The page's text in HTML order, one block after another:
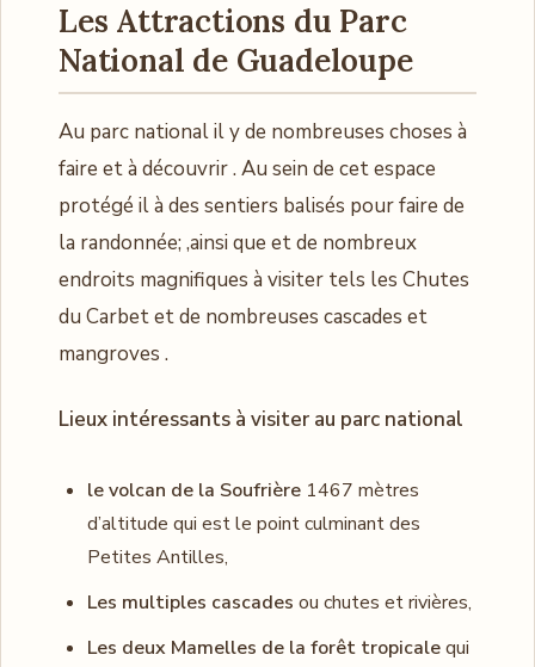
Les Attractions du Parc
National de Guadeloupe
Au parc national il y de nombreuses choses à
faire et à découvrir . Au sein de cet espace
protégé il à des sentiers balisés pour faire de
la randonnée; ,ainsi que et de nombreux
endroits magnifiques à visiter tels les Chutes
du Carbet et de nombreuses cascades et
mangroves .
Lieux intéressants à visiter au parc national
le volcan de la Soufrière 1467 mètres
d’altitude qui est le point culminant des
Petites Antilles,
Les multiples cascades ou chutes et rivières,
Les deux Mamelles de la forêt tropicalequi